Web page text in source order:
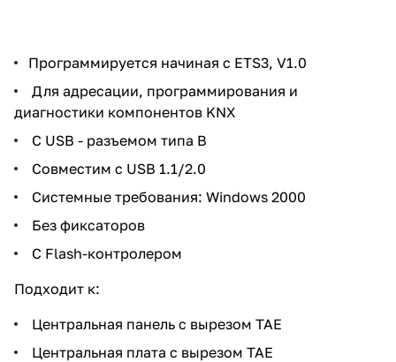
Программируется начиная с ETS3, V1.0
Для адресации, программирования и
диагностики компонентов KNX
С USB - разъемом типа В
Совместим с USB 1.1/2.0
Системные требования: Windows 2000
Без фиксаторов
С Flash-контролером
Подходит к:
Центральная панель с вырезом TAE
Центральная плата с вырезом TAE